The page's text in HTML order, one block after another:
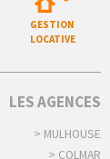
GESTION
LOCATIVE
LES AGENCES
> MULHOUSE
> COLMAR